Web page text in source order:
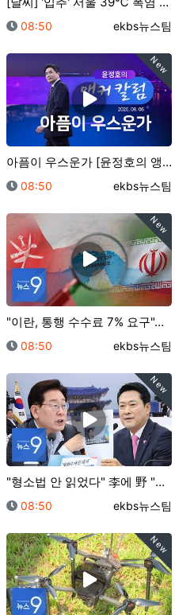
등록일
08:50 등록자
ekbs뉴스팀
New
아픔이 우스운가 [윤정호의 앵커칼럼][뉴스9]
등록일
08:50 등록자
ekbs뉴스팀
New
"이란, 통행 수수료 7% 요구"…美, 해협 통제권 양…
등록일
08:50 등록자
ekbs뉴스팀
New
"형소법 안 읽었다" 李에 野 "정신세계 궁금" 직격……
등록일
08:50 등록자
ekbs뉴스팀
New